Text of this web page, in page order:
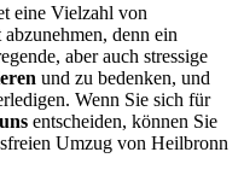
eine Vielzahl von
denn ein
aber auch stressige
und zu bedenken, und
Wenn Sie sich für
entscheiden, können Sie
Umzug von Heilbronn